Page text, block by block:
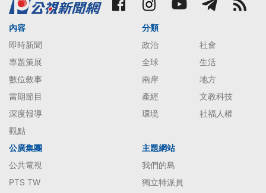
內容
即時新聞
專題策展
數位敘事
當期節目
深度報導
觀點
分類
政治
社會
全球
生活
兩岸
地方
產經
文教科技
環境
社福人權
公廣集團
公共電視
PTS TW
主題網站
我們的島
獨立特派員